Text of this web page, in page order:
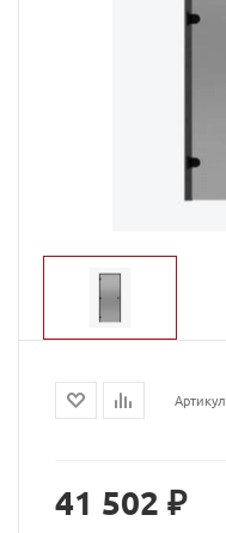
Артикул
41 502 ₽